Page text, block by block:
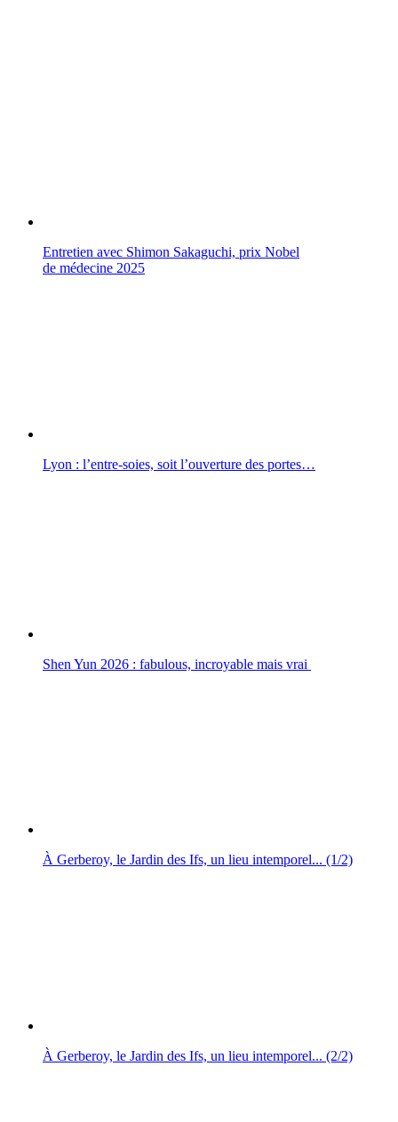
Entretien avec Shimon Sakaguchi, prix Nobel
de médecine 2025
Lyon : l’entre-soies, soit l’ouverture des portes…
Shen Yun 2026 : fabulous, incroyable mais vrai
À Gerberoy, le Jardin des Ifs, un lieu intemporel... (1/2)
À Gerberoy, le Jardin des Ifs, un lieu intemporel... (2/2)